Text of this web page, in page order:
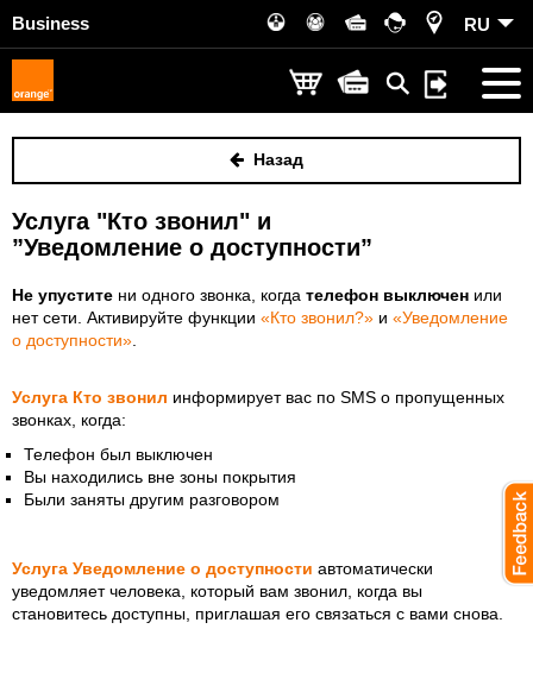
Business RU
Назад
Услуга "Кто звонил" и
”Уведомление о доступности”
Не упустите ни одного звонка, когда телефон выключен или
нет сети. Активируйте функции «Кто звонил?» и «Уведомление
о доступности»
Услуга Кто звонил информирует вас по SMS о пропущенных
звонках, когда:
Телефон был выключен
Вы находились вне зоны покрытия
Были заняты другим разговором
Услуга Уведомление о доступности автоматически
уведомляет человека, который вам звонил, когда вы
становитесь доступны, приглашая его связаться с вами снова.